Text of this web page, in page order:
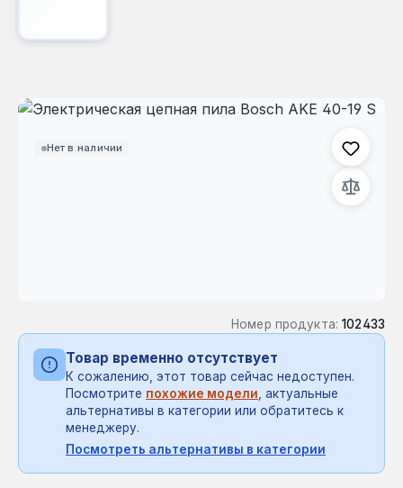
Нет в наличии
Пропустить галерею изображений
Номер продукта: 102433
Товар временно отсутствует
К сожалению, этот товар сейчас недоступен.
Посмотрите похожие модели, актуальные
альтернативы в категории или обратитесь к
менеджеру.
Посмотреть альтернативы в категории